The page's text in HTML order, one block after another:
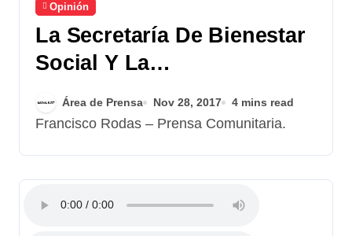
Opinión
La Secretaría De Bienestar
Social Y La
Institucionalidad Del
Infierno
Área de Prensa Nov 28, 2017 4 mins read
Francisco Rodas – Prensa Comunitaria.